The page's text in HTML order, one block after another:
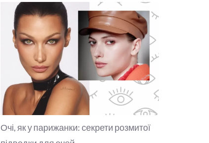
Очі, як у парижанки: секрети розмитої